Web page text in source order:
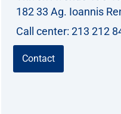
182 33 Ag. Ioannis
Call center: 213 212
Contact